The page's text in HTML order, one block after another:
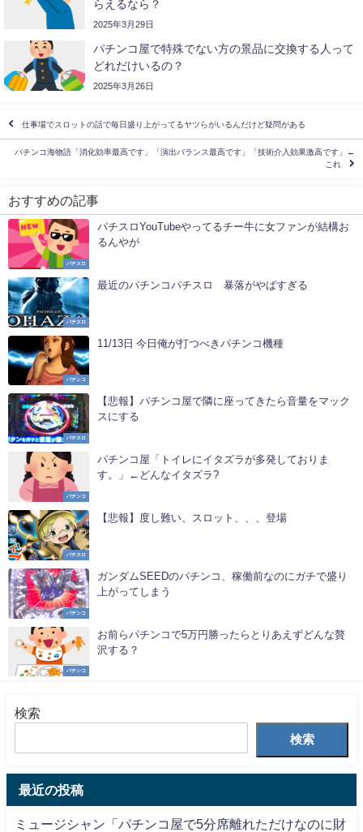
らえるなら？
2025年3月29日
パチンコ屋で特殊でない方の景品に交換する人って
どれだけいるの？
2025年3月26日
仕事場でスロットの話で毎日盛り上がってるヤツらがいるんだけど疑問がある
パチンコ海物語「消化効率最高です」「演出バランス最高です」「技術介入効果激高です」←
これ
おすすめの記事
パチスロ
パチスロYouTubeやってるチー牛に女ファンが結構お
るんやが
パチスロ
最近のパチンコパチスロ 暴落がやばすぎる
パチンコ
11/13日 今日俺が打つべきパチンコ機種
パチスロ
【悲報】パチンコ屋で隣に座ってきたら音量をマック
スにする
パチンコ
パチンコ屋「トイレにイタズラが多発しておりま
す。」←どんなイタズラ?
パチスロ
【悲報】度し難い、スロット、、、登場
パチンコ
ガンダムSEEDのパチンコ、稼働前なのにガチで盛り
上がってしまう
パチンコ
お前らパチンコで5万円勝ったらとりあえずどんな贅
沢する？
検索
検索
最近の投稿
ミュージシャン「パチンコ屋で5分席離れただけなのに財